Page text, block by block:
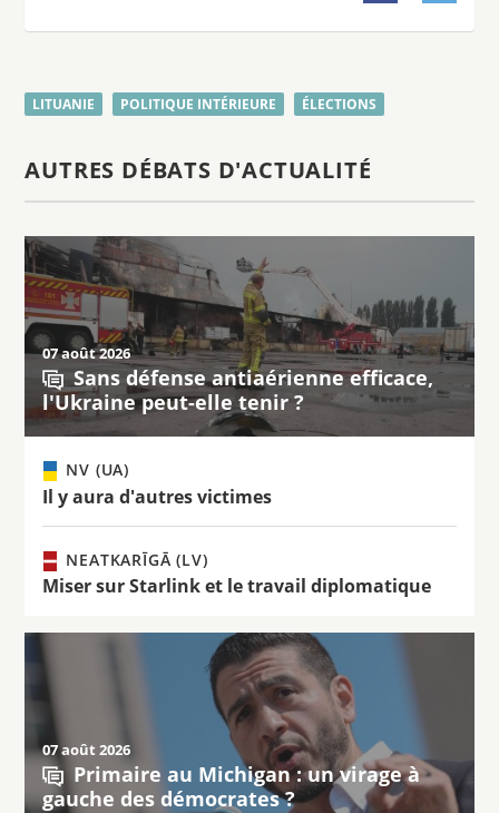
LITUANIE POLITIQUE INTÉRIEURE ÉLECTIONS
AUTRES DÉBATS D'ACTUALITÉ
07 août 2026
Sans défense antiaérienne efficace,
l'Ukraine peut-elle tenir ?
NV (UA)
Il y aura d'autres victimes
NEATKARĪGĀ (LV)
Miser sur Starlink et le travail diplomatique
07 août 2026
Primaire au Michigan : un virage à
gauche des démocrates ?